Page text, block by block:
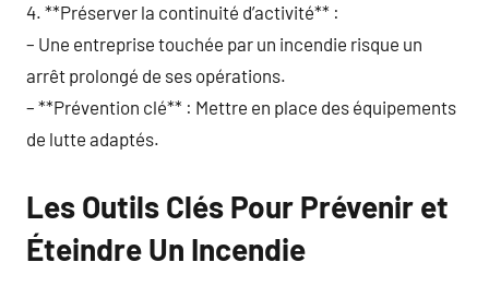
4. **Préserver la continuité d’activité** :
– Une entreprise touchée par un incendie risque un
arrêt prolongé de ses opérations.
– **Prévention clé** : Mettre en place des équipements
de lutte adaptés.
Les Outils Clés Pour Prévenir et
Éteindre Un Incendie